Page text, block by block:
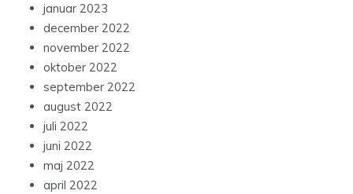
januar 2023
december 2022
november 2022
oktober 2022
september 2022
august 2022
juli 2022
juni 2022
maj 2022
april 2022